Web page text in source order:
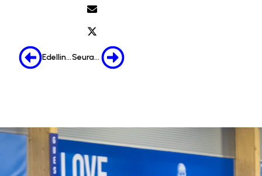
Edellinen Seuraava